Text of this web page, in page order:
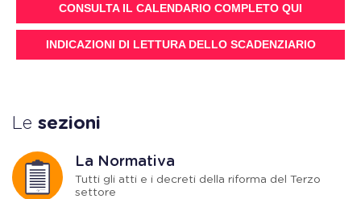
CONSULTA IL CALENDARIO COMPLETO QUI
INDICAZIONI DI LETTURA DELLO SCADENZIARIO
Le sezioni
La Normativa
Tutti gli atti e i decreti della riforma del Terzo
settore